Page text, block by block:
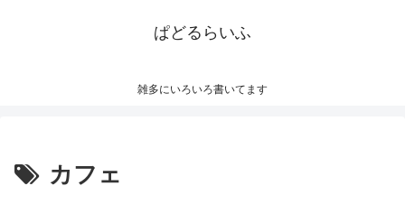
ぱどるらいふ
雑多にいろいろ書いてます
カフェ